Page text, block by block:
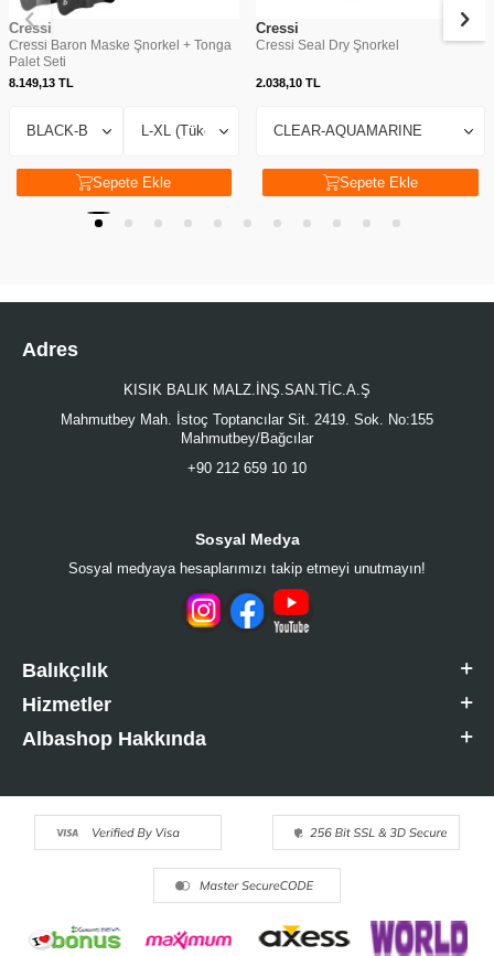
Cressi
Cressi Baron Maske Şnorkel + Tonga
Palet Seti
8.149,13 TL
Sepete Ekle
Cressi
Cressi Seal Dry Şnorkel
2.038,10TL
Sepete Ekle
Adres
KISIK BALIK MALZ.İNŞ.SAN.TİC.A.Ş
Mahmutbey Mah. İstoç Toptancılar Sit. 2419. Sok. No:155
Mahmutbey/Bağcılar
+90 212 659 10 10
Sosyal Medya
Sosyal medyaya hesaplarımızı takip etmeyi unutmayın!
Balıkçılık
Hizmetler
Albashop Hakkında